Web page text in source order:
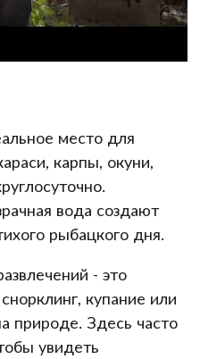
место для
карпы, окуни,
вода создают
рыбацкого дня.
- это
купание или
природе. Здесь часто
увидеть